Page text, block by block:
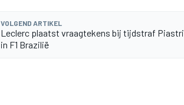
VOLGEND ARTIKEL
Leclerc plaatst vraagtekens bij tijdstraf Piastri
in F1 Brazilië